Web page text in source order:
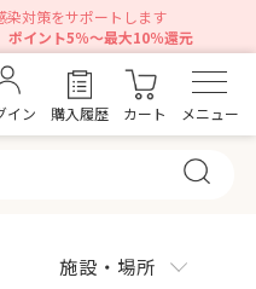
染対策をサポートします
ポイント5％～最大10％還元
イン 購入履歴 カート メニュー
施設・場所